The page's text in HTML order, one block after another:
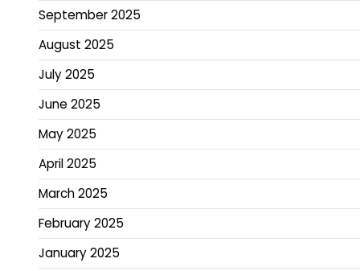
September 2025
August 2025
July 2025
June 2025
May 2025
April 2025
March 2025
February 2025
January 2025